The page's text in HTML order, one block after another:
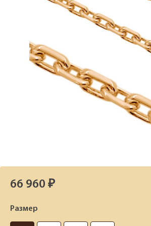
66 960 ₽
Размер